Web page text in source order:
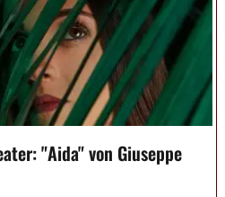
"Aida" von Giuseppe